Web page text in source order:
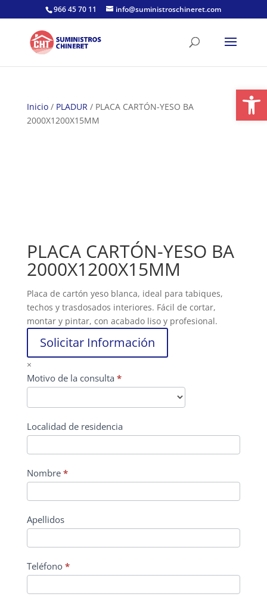
966 45 70 11 info@suministroschineret.com
Inicio/ PLADUR/ PLACA CARTÓN-YESO BA
2000X1200X15MM
PLACA CARTÓN-YESO BA
2000X1200X15MM
Placa de cartón yeso blanca, ideal para tabiques,
techos y trasdosados interiores. Fácil de cortar,
montar y pintar, con acabado liso y profesional.
Solicitar Información
×
CONTACTO
PRINCIPAL
Motivo de la consulta *
Localidad de residencia
Nombre *
Apellidos
Teléfono *